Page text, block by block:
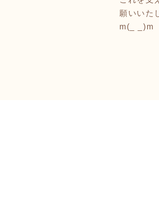
願いいた
m(_ _)m